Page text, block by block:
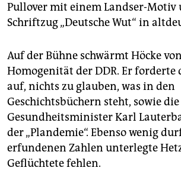
Pullover mit einem Landser-Motiv
Schriftzug „Deutsche Wut“ in
Auf der Bühne schwärmt Höcke
Homogenität der DDR. Er forderte
auf, nichts zu glauben, was in den
Geschichtsbüchern steht, sowie
Gesundheitsminister Karl
der „Plandemie“. Ebenso wenig
erfundenen Zahlen unterlegte
Geflüchtete fehlen.